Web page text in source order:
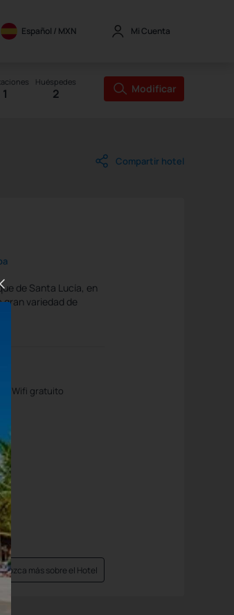
Español / MXN Mi Cuenta
1
Huéspedes
2 Modificar
Compartir hotel
de Santa Lucía, en
gran variedad de
Wifi gratuito
más sobre el Hotel